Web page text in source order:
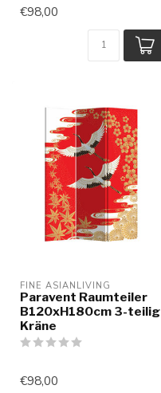
€98,00
FINE ASIANLIVING
Paravent Raumteiler
B120xH180cm 3-teilig
Kräne
€98,00